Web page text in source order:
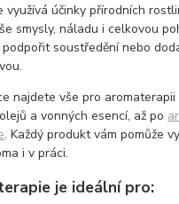
využívá účinky přírodních
smysly, náladu i celkovou
soustředění nebo
najdete vše pro
a vonných esencí, až po
. Každý produkt vám pomůže
i v práci.
je ideální pro: